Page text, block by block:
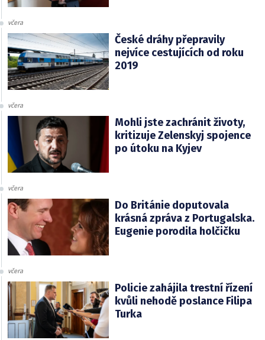
včera
České dráhy přepravily
nejvíce cestujících od roku
2019
včera
Mohli jste zachránit životy,
kritizuje Zelenskyj spojence
po útoku na Kyjev
včera
Do Británie doputovala
krásná zpráva z Portugalska.
Eugenie porodila holčičku
včera
Policie zahájila trestní řízení
kvůli nehodě poslance Filipa
Turka